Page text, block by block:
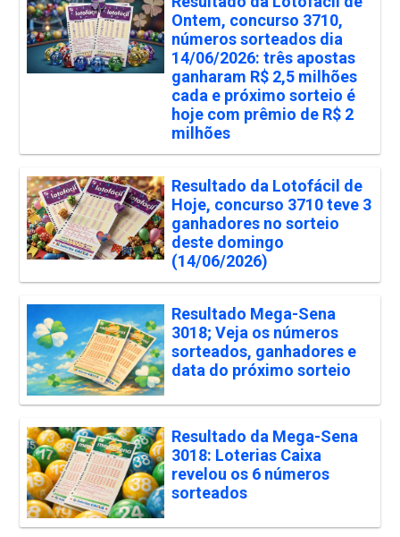
Ontem, concurso 3710,
números sorteados dia
14/06/2026: três apostas
ganharam R$ 2,5 milhões
cada e próximo sorteio é
hoje com prêmio de R$ 2
milhões
Resultado da Lotofácil de
Hoje, concurso 3710 teve 3
ganhadores no sorteio
deste domingo
(14/06/2026)
Resultado Mega-Sena
3018; Veja os números
sorteados, ganhadores e
data do próximo sorteio
Resultado da Mega-Sena
3018: Loterias Caixa
revelou os 6 números
sorteados